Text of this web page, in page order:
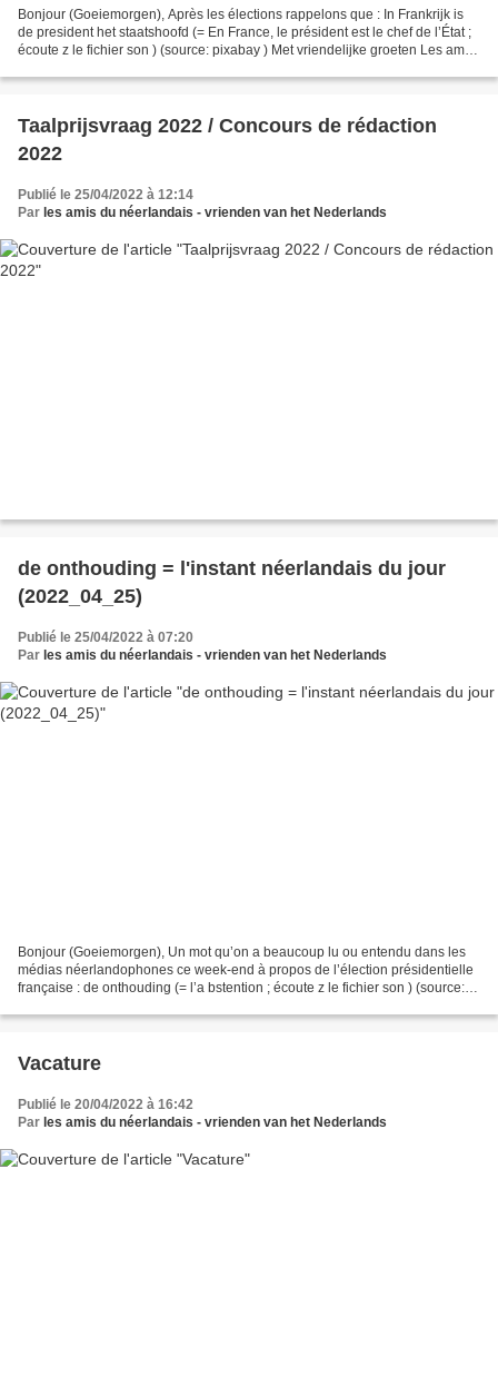
Bonjour (Goeiemorgen), Après les élections rappelons que : In Frankrijk is
de president het staatshoofd (= En France, le président est le chef de l’État ;
écoute z le fichier son ) (source: pixabay ) Met vriendelijke groeten Les amis
Taalprijsvraag 2022 / Concours de rédaction
2022
Publié le 25/04/2022 à 12:14
Par les amis du néerlandais - vrienden van het Nederlands
de onthouding = l'instant néerlandais du jour
(2022_04_25)
Publié le 25/04/2022 à 07:20
Par les amis du néerlandais - vrienden van het Nederlands
Bonjour (Goeiemorgen), Un mot qu’on a beaucoup lu ou entendu dans les
médias néerlandophones ce week-end à propos de l’élection présidentielle
française : de onthouding (= l’a bstention ; écoute z le fichier son ) (source:
Vacature
Publié le 20/04/2022 à 16:42
Par les amis du néerlandais - vrienden van het Nederlands